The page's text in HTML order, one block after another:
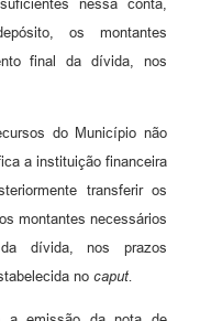
nessa conta,
os montantes
final da dívida, nos
do Município não
a instituição financeira
transferir os
montantes necessários
dívida, nos prazos
no caput.